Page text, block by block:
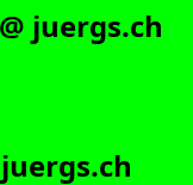
juergs.ch